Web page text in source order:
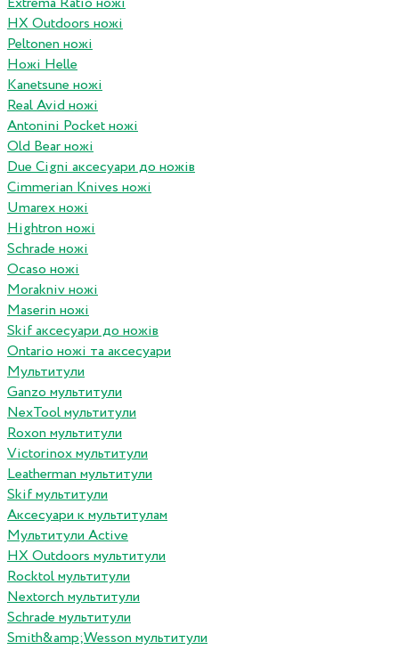
HX Outdoors ножі
Peltonen ножі
Ножі Helle
Kanetsune ножі
Real Avid ножі
Antonini Pocket ножі
Old Bear ножі
Due Cigni аксесуари до ножів
Cimmerian Knives ножі
Umarex ножі
Hightron ножі
Schrade ножі
Ocaso ножі
Morakniv ножі
Maserin ножі
Skif аксесуари до ножів
Ontario ножі та аксесуари
Мультитули
Ganzo мультитули
NexTool мультитули
Roxon мультитули
Victorinox мультитули
Leatherman мультитули
Skif мультитули
Аксесуари к мультитулам
Мультитули Active
HX Outdoors мультитули
Rocktol мультитули
Nextorch мультитули
Schrade мультитули
Smith&amp;Wesson мультитули